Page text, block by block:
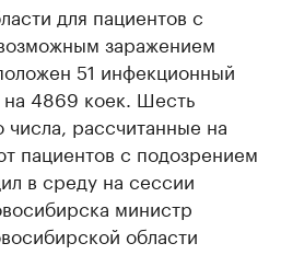
для пациентов с
заражением
51 инфекционный
на 4869 коек. Шесть
рассчитанные на
пациентов с подозрением
в среду на сессии
министр
области